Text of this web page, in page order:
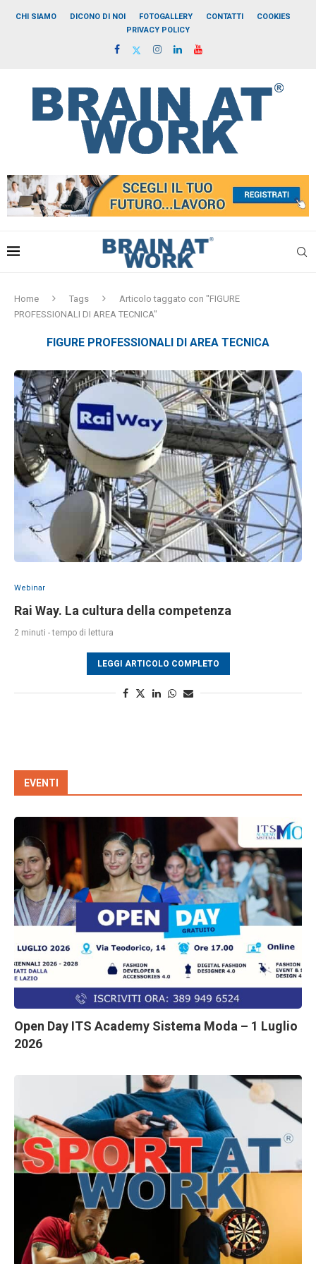
CHI SIAMO DICONO DI NOI FOTOGALLERY CONTATTI
COOKIES
PRIVACY POLICY
Home Tags
Articolo taggato con "FIGURE
PROFESSIONALI DI AREA TECNICA"
FIGURE PROFESSIONALI DI AREA TECNICA
Webinar
Rai Way. La cultura della competenza
2 minuti - tempo di lettura
LEGGI ARTICOLO COMPLETO
EVENTI
Open Day ITS Academy Sistema Moda – 1 Luglio
2026